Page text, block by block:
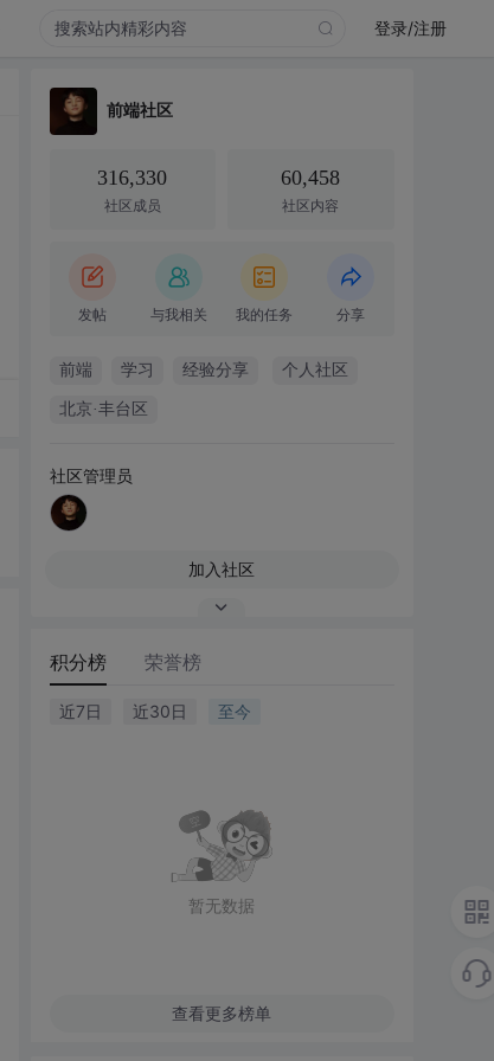
登录/注册
前端社区
316,330
社区成员
60,458
社区内容
发帖 与我相关 我的任务 分享
前端 学习 经验分享 个人社区
北京·丰台区
社区管理员
加入社区
积分榜 荣誉榜
近7日 近30日 至今
暂无数据
查看更多榜单